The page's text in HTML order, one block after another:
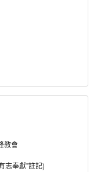
教會
志奉獻"註記)